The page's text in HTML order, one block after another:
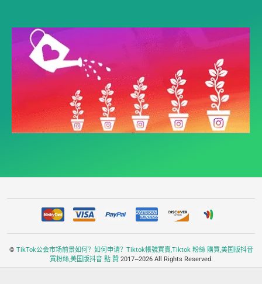
© TikTok公会市场前景如何？如何申请？Tiktok帳號買賣,Tiktok 粉絲 購買,美国版抖音
買粉絲,美国版抖音 點 贊2017~2026 All Rights Reserved.